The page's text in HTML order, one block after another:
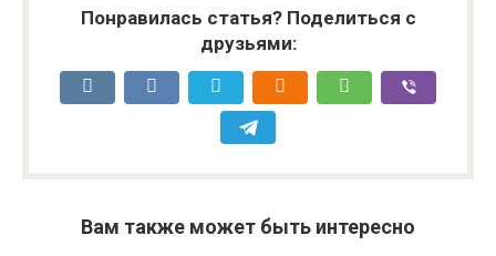
Понравилась статья? Поделиться с
друзьями:
Вам также может быть интересно